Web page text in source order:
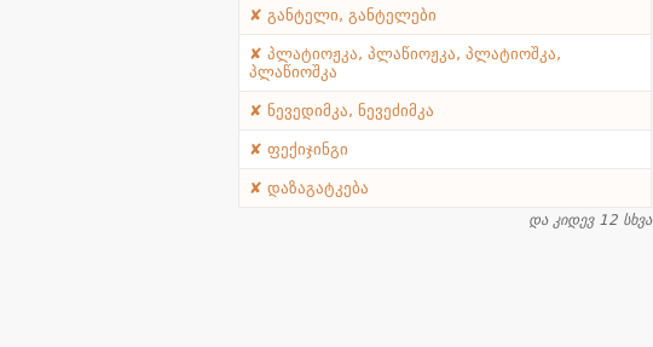
განტელი, განტელები
პლატიოჟკა, პლაწიოჟკა, პლატიოშკა,
პლაწიოშკა
ნევედიმკა, ნევეძიმკა
ფექიჯინგი
დაზაგატკება
და კიდევ 12 სხვა